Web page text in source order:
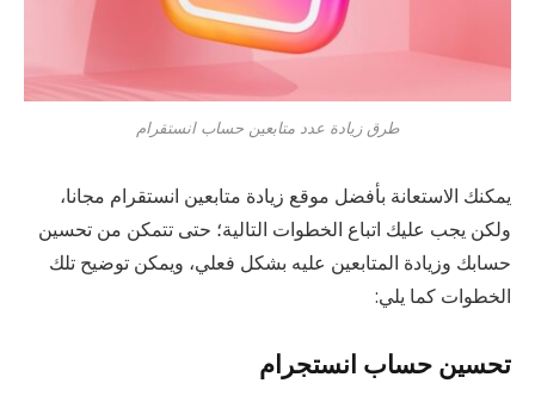
طرق زيادة عدد متابعين حساب انستقرام
يمكنك الاستعانة بأفضل موقع زيادة متابعين انستقرام مجانا،
ولكن يجب عليك اتباع الخطوات التالية؛ حتى تتمكن من تحسين
حسابك وزيادة المتابعين عليه بشكل فعلي، ويمكن توضيح تلك
الخطوات كما يلي:
تحسين حساب انستجرام